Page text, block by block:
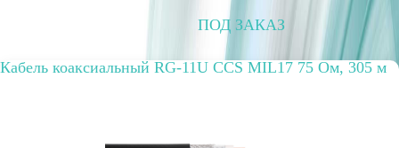
ПОД ЗАКАЗ
Кабель коаксиальный RG-11U CCS MIL17 75 Ом, 305 м